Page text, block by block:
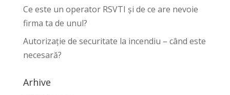
Ce este un operator RSVTI și de ce are nevoie
firma ta de unul?
Autorizație de securitate la incendiu – când este
necesară?
Arhive